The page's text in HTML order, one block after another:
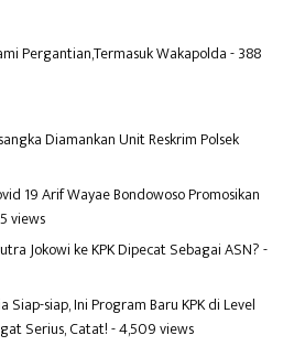
Pergantian,Termasuk Wakapolda- 388
Diamankan Unit Reskrim Polsek
19 Arif Wayae Bondowoso Promosikan
views
Jokowi ke KPK Dipecat Sebagai ASN?-
Siap-siap, Ini Program Baru KPK di Level
Serius, Catat!- 4,509 views